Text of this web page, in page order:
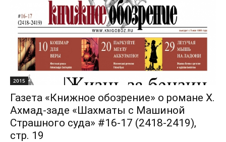
2015
Газета «Книжное обозрение» о романе Х.
Ахмад-заде «Шахматы с Машиной
Страшного суда» #16-17 (2418-2419),
стр. 19